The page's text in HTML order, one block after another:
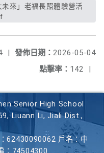
發佈日期： 2026-05-04
|
點擊率： 142 |
Senior High School
Liuann Li, Jiali Dist.,
62430090062 戶名：中
：74504300